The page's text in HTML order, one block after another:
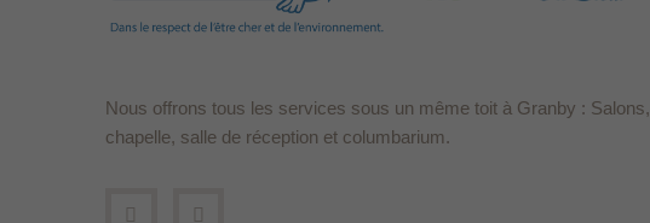
Nous offrons tous les services sous un même toit à Granby : Salons,
chapelle, salle de réception et columbarium.